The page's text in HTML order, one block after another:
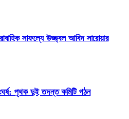
সাফল্যে উজ্জ্বল আবিদ সারোয়ার
পৃথক দুই তদন্ত কমিটি গঠন